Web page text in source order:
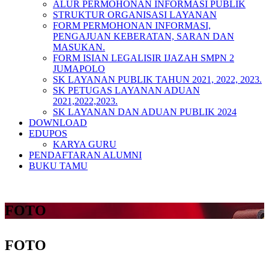
ALUR PERMOHONAN INFORMASI PUBLIK
STRUKTUR ORGANISASI LAYANAN
FORM PERMOHONAN INFORMASI,
PENGAJUAN KEBERATAN, SARAN DAN
MASUKAN.
FORM ISIAN LEGALISIR IJAZAH SMPN 2
JUMAPOLO
SK LAYANAN PUBLIK TAHUN 2021, 2022, 2023.
SK PETUGAS LAYANAN ADUAN
2021,2022,2023.
SK LAYANAN DAN ADUAN PUBLIK 2024
DOWNLOAD
EDUPOS
KARYA GURU
PENDAFTARAN ALUMNI
BUKU TAMU
FOTO
FOTO